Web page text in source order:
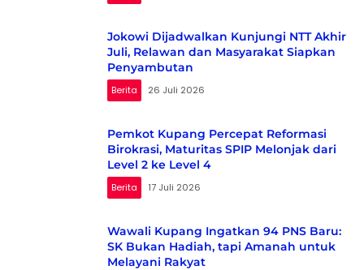
Jokowi Dijadwalkan Kunjungi NTT Akhir
Juli, Relawan dan Masyarakat Siapkan
Penyambutan
Berita 26 Juli 2026
Pemkot Kupang Percepat Reformasi
Birokrasi, Maturitas SPIP Melonjak dari
Level 2 ke Level 4
Berita 17 Juli 2026
Wawali Kupang Ingatkan 94 PNS Baru:
SK Bukan Hadiah, tapi Amanah untuk
Melayani Rakyat